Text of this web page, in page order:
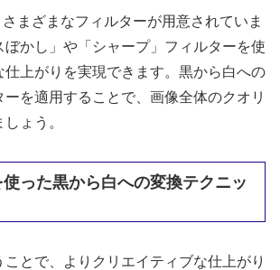
まざまなフィルターが用意されていま
ぼかし」や「シャープ」フィルターを使
仕上がりを実現できます。黒から白への
を適用することで、画像全体のクオリ
ょう。
った黒から白への変換テクニッ
とで、よりクリエイティブな仕上がり